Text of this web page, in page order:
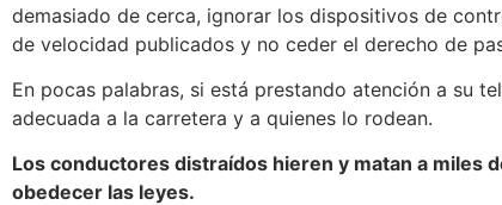
demasiado de cerca, ignorar los dispositivos de
de velocidad publicados y no ceder el derecho de
En pocas palabras, si está prestando atención a su
adecuada a la carretera y a quienes lo rodean.
Los conductores distraídos hieren y matan a miles
obedecer las leyes.